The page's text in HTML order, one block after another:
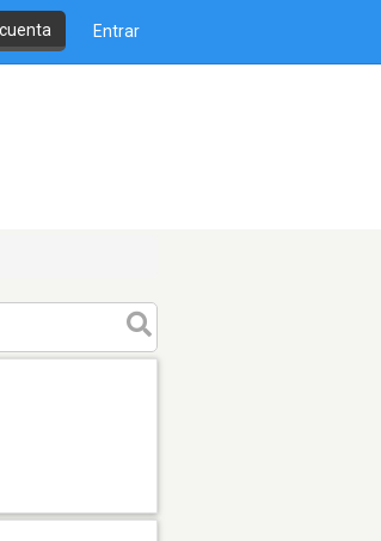
Entrar